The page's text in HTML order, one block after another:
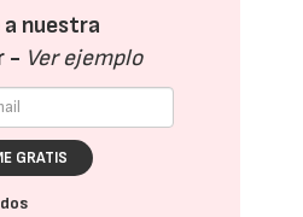
a nuestra
- Ver ejemplo
GRATIS